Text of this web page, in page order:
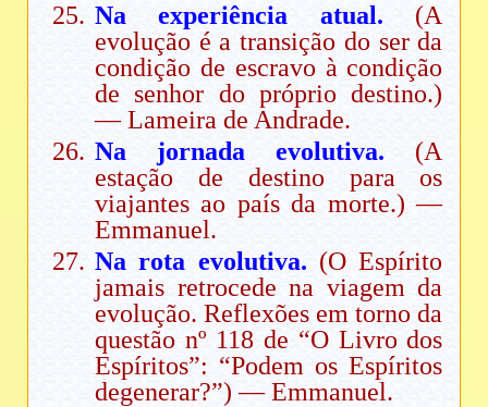
Na experiência atual. (A
evolução é a transição do ser da
condição de escravo à condição
de senhor do próprio destino.)
— Lameira de Andrade.
Na jornada evolutiva. (A
estação de destino para os
viajantes ao país da morte.) —
Emmanuel.
Na rota evolutiva. (O Espírito
jamais retrocede na viagem da
evolução. Reflexões em torno da
questão nº 118 de “O Livro dos
Espíritos”: “Podem os Espíritos
degenerar?”) — Emmanuel.